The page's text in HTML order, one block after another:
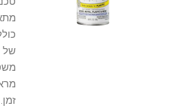
של
זמן.